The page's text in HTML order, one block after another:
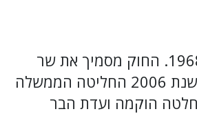
רישיון עסק בישראל ניתן מכוחו של חוק רישוי עסקים, תשכ"ח-1968. החוק מסמיך את שר
הפנים לקבוע בצווים אילו עסקים חייבים רישוי ולהגדיר אותם. בשנת 2006 החליטה הממשלה
הוקמה ועדת הבר